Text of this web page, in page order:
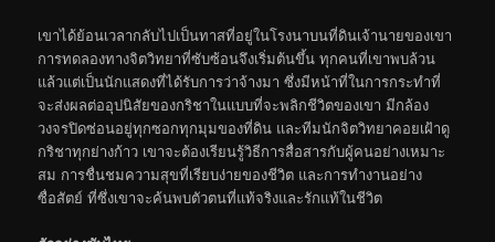
เขาได้ย้อนเวลากลับไปเป็นทาสที่อยู่ในโรงนาบนที่ดินเจ้านายของเขา
การทดลองทางจิตวิทยาที่ซับซ้อนจึงเริ่มต้นขึ้น ทุกคนที่เขาพบล้วน
แล้วแต่เป็นนักแสดงที่ได้รับการว่าจ้างมา ซึ่งมีหน้าที่ในการกระทำที่
จะส่งผลต่ออุปนิสัยของกริชาในแบบที่จะพลิกชีวิตของเขา มีกล้อง
วงจรปิดซ่อนอยู่ทุกซอกทุกมุมของที่ดิน และทีมนักจิตวิทยาคอยเฝ้าดู
กริชาทุกย่างก้าว เขาจะต้องเรียนรู้วิธีการสื่อสารกับผู้คนอย่างเหมาะ
สม การชื่นชมความสุขที่เรียบง่ายของชีวิต และการทำงานอย่าง
ซื่อสัตย์ ที่ซึ่งเขาจะค้นพบตัวตนที่แท้จริงและรักแท้ในชีวิต